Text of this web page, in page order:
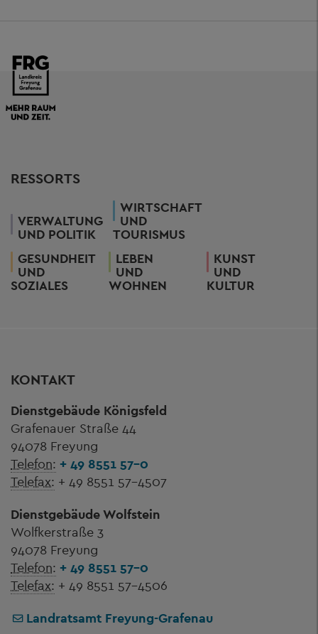
RESSORTS
VERWALTUNG
UND POLITIK
WIRTSCHAFT
UND
TOURISMUS
GESUNDHEIT
UND
SOZIALES
LEBEN
UND
WOHNEN
KUNST
UND
KULTUR
KONTAKT
Dienstgebäude Königsfeld
Grafenauer Straße 44
94078 Freyung
Telefon: + 49 8551 57-0
Telefax: + 49 8551 57-4507
Dienstgebäude Wolfstein
Wolfkerstraße 3
94078 Freyung
Telefon: + 49 8551 57-0
Telefax: + 49 8551 57-4506
Landratsamt Freyung-Grafenau